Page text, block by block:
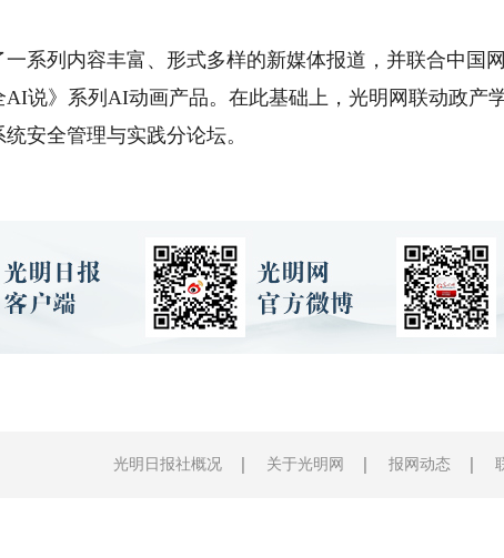
列内容丰富、形式多样的新媒体报道，并联合中国
说》系列AI动画产品。在此基础上，光明网联动政产
安全管理与实践分论坛。
光明日报社概况 关于光明网 报网动态